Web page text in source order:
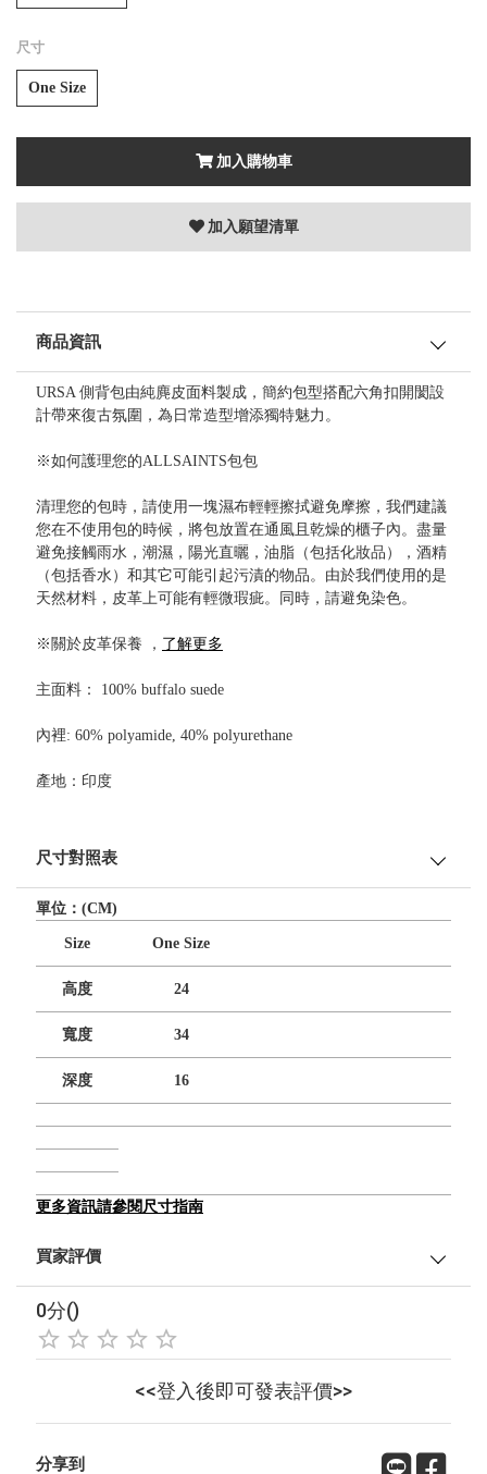
尺寸
One Size
加入購物車
加入願望清單
商品資訊
URSA 側背包由純麂皮面料製成，簡約包型搭配六角扣開閡設
計帶來復古氛圍，為日常造型增添獨特魅力。
※如何護理您的ALLSAINTS包包
清理您的包時，請使用一塊濕布輕輕擦拭避免摩擦，我們建議
您在不使用包的時候，將包放置在通風且乾燥的櫃子內。盡量
避免接觸雨水，潮濕，陽光直曬，油脂（包括化妝品），酒精
（包括香水）和其它可能引起污漬的物品。由於我們使用的是
天然材料，皮革上可能有輕微瑕疵。同時，請避免染色。
※關於皮革保養 ， 了解更多
主面料： 100% buffalo suede
內裡: 60% polyamide, 40% polyurethane
產地：印度
尺寸對照表
單位：(CM)
Size One Size
高度 24
寬度 34
深度 16
更多資訊請參閱尺寸指南
買家評價
0分()
<<登入後即可發表評價>>
分享到